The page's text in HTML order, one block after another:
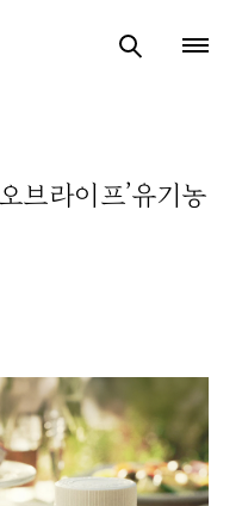
브라이프’유기농